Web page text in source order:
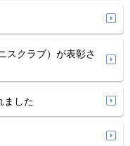
スクラブ）が表彰さ
ました